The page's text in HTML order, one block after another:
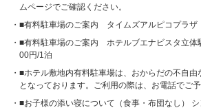
ムページでご確認ください。
■有料駐車場のご案内 タイムズアルピコプラザ
■有料駐車場のご案内 ホテルブエナビスタ立
00円/1泊
■ホテル敷地内有料駐車場は、おからだの不自
となっております。ご利用の際は、お電話でご
■お子様の添い寝について（食事・布団なし）